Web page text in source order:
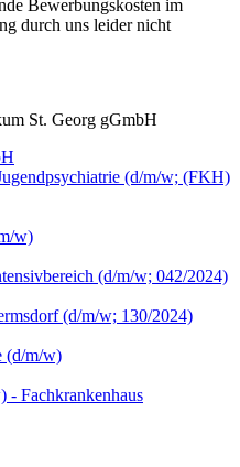
Bewerbungskosten im
durch uns leider nicht
St. Georg gGmbH
(d/m/w; (FKH)
w)
(d/m/w; 042/2024)
(d/m/w; 130/2024)
(d/m/w)
- Fachkrankenhaus